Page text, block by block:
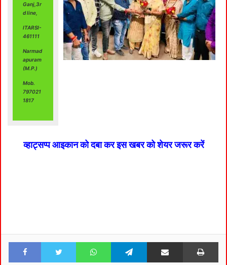
Ganj,3r
d line,
ITARSI-
461111
Narmad
apuram
(M.P.)
Mob.
797021
1817
व्हाट्सप्प आइकान को दबा कर इस खबर को शेयर जरूर करें
Facebook Twitter WhatsApp Telegram Share via Email